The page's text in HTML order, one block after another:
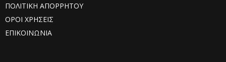
ΠΟΛΙΤΙΚΗ ΑΠΟΡΡΗΤΟΥ
ΟΡΟΙ ΧΡΗΣΕΙΣ
ΕΠΙΚΟΙΝΩΝΙΑ